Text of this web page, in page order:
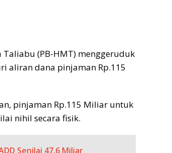
(PB-HMT) menggeruduk
aliran dana pinjaman Rp.115
pinjaman Rp.115 Miliar untuk
nihil secara fisik.
Senilai 47,6 Miliar